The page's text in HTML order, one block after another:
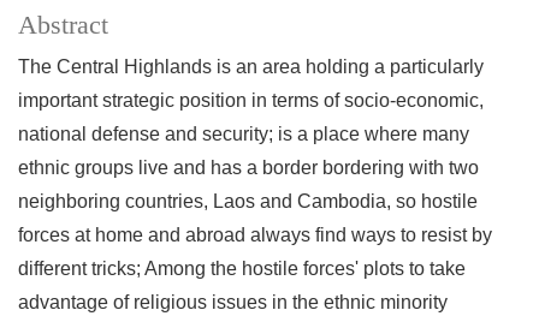
Abstract
The Central Highlands is an area holding a particularly
important strategic position in terms of socio-economic,
national defense and security; is a place where many
ethnic groups live and has a border bordering with two
neighboring countries, Laos and Cambodia, so hostile
forces at home and abroad always find ways to resist by
different tricks; Among the hostile forces' plots to take
advantage of religious issues in the ethnic minority